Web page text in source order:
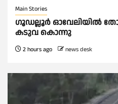
Main Stories
ഗൂഡല്ലൂർ ഓവേലിയിൽ
കടുവ കൊന്നു
2 hours ago news desk